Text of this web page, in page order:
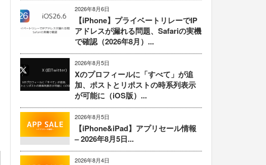
2026年8月6日
【iPhone】プライベートリレーでIP
アドレスが漏れる問題、Safariの実機
で確認（2026年8月）...
2026年8月5日
Xのプロフィールに「すべて」が追
加、ポストとリポストの時系列表示
が可能に（iOS版）...
2026年8月5日
【iPhone&iPad】アプリセール情報
– 2026年8月5日...
2026年8月4日